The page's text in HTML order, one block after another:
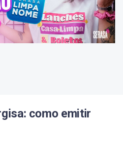
como emitir